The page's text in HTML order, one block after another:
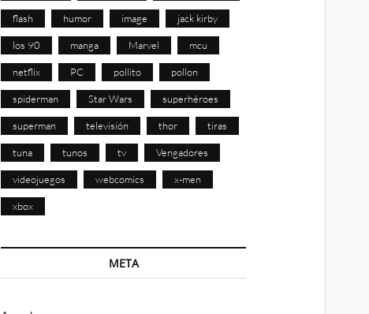
flash humor image jack kirby
los 90 manga Marvel mcu
netflix PC pollito pollon
spiderman Star Wars superhéroes
superman televisión thor tiras
tuna tunos tv Vengadores
videojuegos webcomics x-men
xbox
META